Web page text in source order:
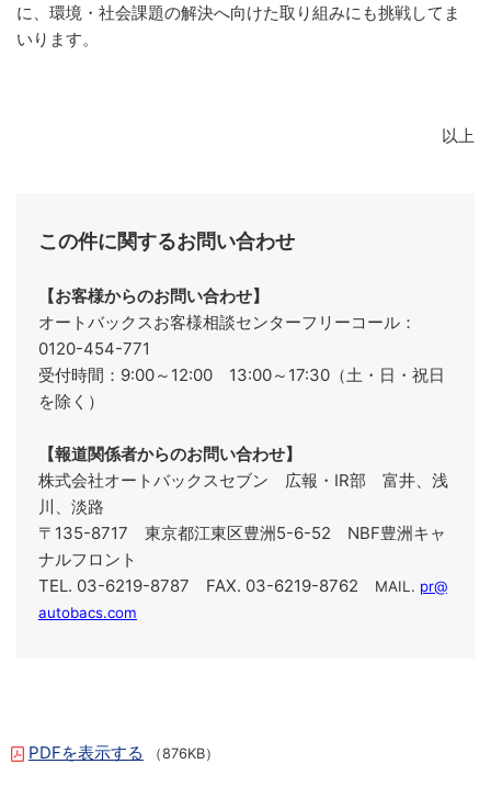
に、環境・社会課題の解決へ向けた取り組みにも挑戦してま
いります。
以上
この件に関するお問い合わせ
【お客様からのお問い合わせ】
オートバックスお客様相談センターフリーコール：
0120-454-771
受付時間：9:00～12:00 13:00～17:30（土・日・祝日
を除く）
【報道関係者からのお問い合わせ】
株式会社オートバックスセブン 広報・IR部 富井、浅
川、淡路
〒135-8717 東京都江東区豊洲5-6-52 NBF豊洲キャ
ナルフロント
TEL. 03-6219-8787 FAX. 03-6219-8762
MAIL. pr@
autobacs.com
PDFを表示する （876KB）